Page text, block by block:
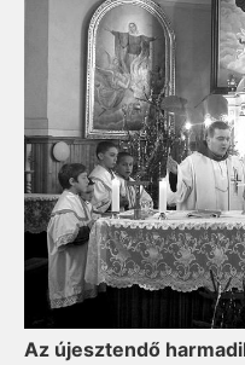
Az újesztendő